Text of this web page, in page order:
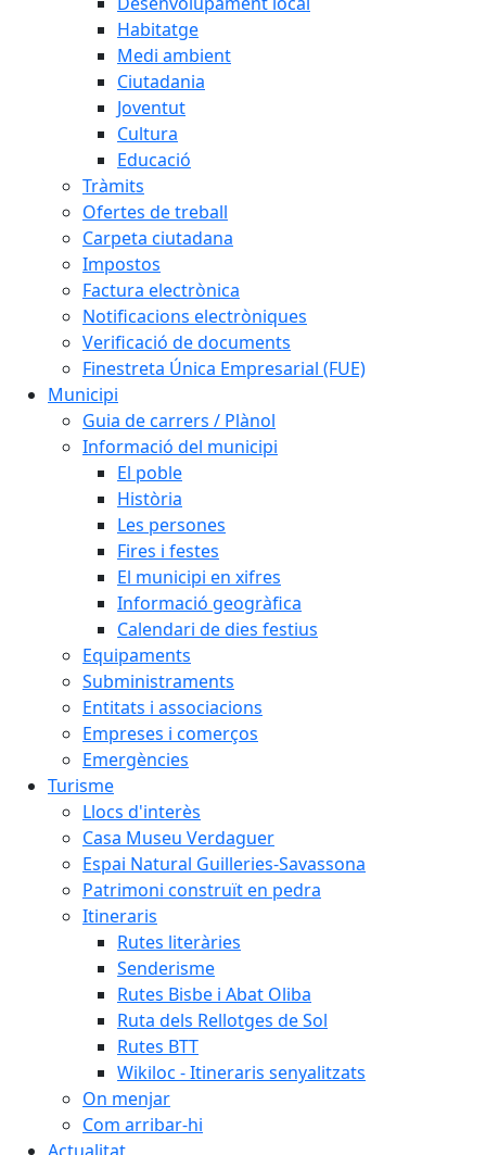
Habitatge
Medi ambient
Ciutadania
Joventut
Cultura
Educació
Tràmits
Ofertes de treball
Carpeta ciutadana
Impostos
Factura electrònica
Notificacions electròniques
Verificació de documents
Finestreta Única Empresarial (FUE)
Municipi
Guia de carrers / Plànol
Informació del municipi
El poble
Història
Les persones
Fires i festes
El municipi en xifres
Informació geogràfica
Calendari de dies festius
Equipaments
Subministraments
Entitats i associacions
Empreses i comerços
Emergències
Turisme
Llocs d'interès
Casa Museu Verdaguer
Espai Natural Guilleries-Savassona
Patrimoni construït en pedra
Itineraris
Rutes literàries
Senderisme
Rutes Bisbe i Abat Oliba
Ruta dels Rellotges de Sol
Rutes BTT
Wikiloc - Itineraris senyalitzats
On menjar
Com arribar-hi